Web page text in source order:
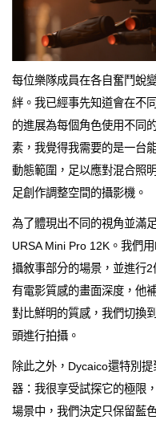
每位樂隊成員在各自奮鬥蛻
絆。我已經事先知道會在不
的進展為每個角色使用不同
素，我覺得我需要的是一台
動態範圍，足以應對混合照
足創作調整空間的攝影機。
為了體現出不同的視角並滿
URSA Mini Pro 12K。我們
攝敘事部分的場景，並進行
有電影質感的畫面深度，他
對比鮮明的質感，我們切換
頭進行拍攝。
除此之外，Dycaico還特別
器：我很享受試探它的極限
場景中，我們決定只保留藍